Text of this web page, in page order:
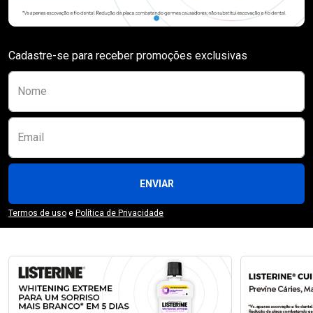
Cadastre-se para receber promoções exclusivas
Nome
Email
ENVIAR
Termos de uso e Política de Privacidade